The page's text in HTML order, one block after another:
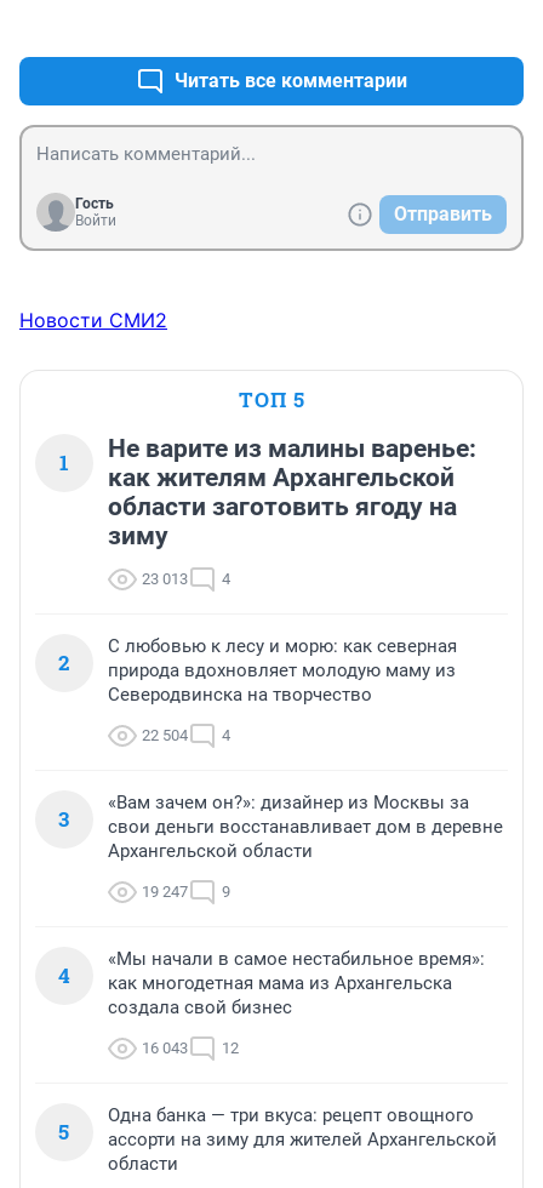
Читать все комментарии
Гость
Войти
Отправить
Новости СМИ2
ТОП 5
1
Не варите из малины варенье:
как жителям Архангельской
области заготовить ягоду на
зиму
23 013 4
2
С любовью к лесу и морю: как северная
природа вдохновляет молодую маму из
Северодвинска на творчество
22 504 4
3
«Вам зачем он?»: дизайнер из Москвы за
свои деньги восстанавливает дом в деревне
Архангельской области
19 247 9
4
«Мы начали в самое нестабильное время»:
как многодетная мама из Архангельска
создала свой бизнес
16 043 12
5
Одна банка — три вкуса: рецепт овощного
ассорти на зиму для жителей Архангельской
области